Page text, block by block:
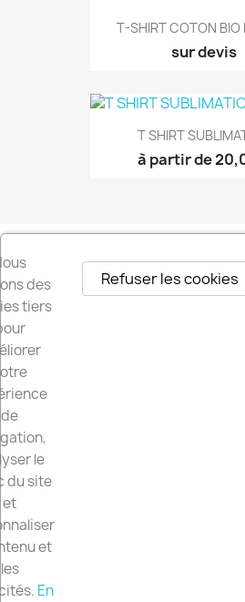
T-SHIRT COTON BIO
sur devis
T SHIRT
à partir de
LE SITE
LE-VINCE.FR
VOTRE COMPTE
INFORMATIONS
des
tiers
de
le
du site
et
et
les
En
Refuser les cookies